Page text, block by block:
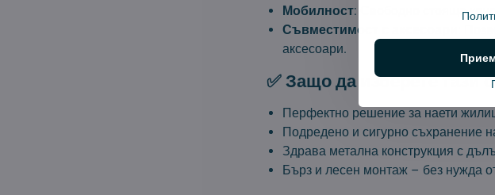
Мобилност: Свободно стояща
Съвместимост с аксесоари
:
аксесоари.
✅ Защо да изберете тази
Перфектно решение за наети
Подредено и сигурно съхранение
Здрава метална конструкция с
Бърз и лесен монтаж – без нужда